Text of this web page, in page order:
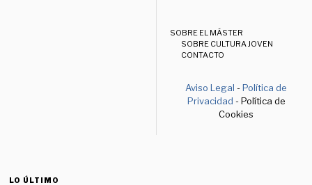
SOBRE EL MÁSTER
SOBRE CULTURA JOVEN
CONTACTO
Aviso Legal -Política de
Privacidad - Política de
Cookies
LO ÚLTIMO